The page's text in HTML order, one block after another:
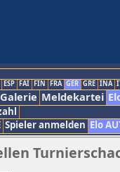
ESP FAI FIN FRA GER GRE INA
Meldekartei
Spieler anmelden Elo